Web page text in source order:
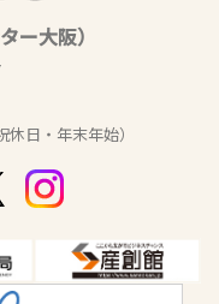
ー大阪）
日・年末年始）